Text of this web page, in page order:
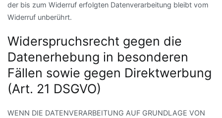
der bis zum Widerruf erfolgten Datenverarbeitung bleibt vom
Widerruf unberührt.
Widerspruchsrecht gegen die
Datenerhebung in besonderen
Fällen sowie gegen Direktwerbung
(Art. 21 DSGVO)
WENN DIE DATENVERARBEITUNG AUF GRUNDLAGE VON